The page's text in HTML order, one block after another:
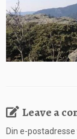
Leave a
Din e-